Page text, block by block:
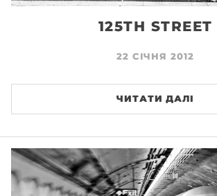
125TH STREET
22 СІЧНЯ 2012
ЧИТАТИ ДАЛІ